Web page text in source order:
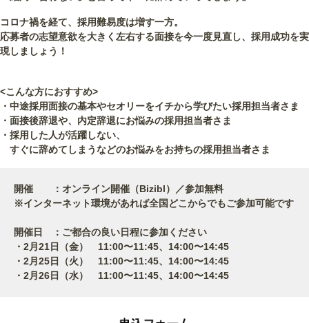
コロナ禍を経て、採用難易度は増す一方。
応募者の志望意欲を大きく左右する面接を今一度見直し、採用成功を実
現しましょう！
<こんな方におすすめ>
・中途採用面接の基本やセオリーをイチから学びたい採用担当者さま
・面接後辞退や、内定辞退にお悩みの採用担当者さま
・採用した人が活躍しない、
すぐに辞めてしまうなどのお悩みをお持ちの採用担当者さま
開催 ：オンライン開催（Bizibl）／参加無料
※インターネット環境があれば全国どこからでもご参加可能です
開催日 ：ご都合の良い日程に参加ください
・2月21日（金） 11:00〜11:45、14:00〜14:45
・2月25日（火） 11:00〜11:45、14:00〜14:45
・2月26日（水） 11:00〜11:45、14:00〜14:45